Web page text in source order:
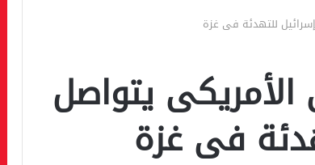
للتهدئة فى غزة
يتواصل
فى غزة